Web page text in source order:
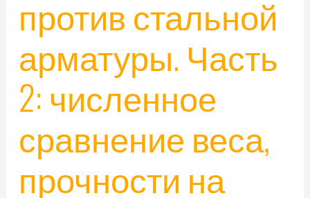
против стальной
арматуры. Часть
2: численное
сравнение веса,
прочности на